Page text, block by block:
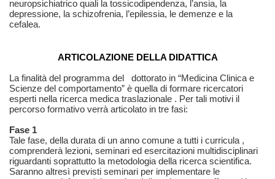
neuropsichiatrico quali la tossicodipendenza, l’ansia, la
depressione, la schizofrenia, l’epilessia, le demenze e la
cefalea.
ARTICOLAZIONE DELLA DIDATTICA
La finalità del programma del dottorato in “Medicina Clinica e
Scienze del comportamento” è quella di formare ricercatori
esperti nella ricerca medica traslazionale . Per tali motivi il
percorso formativo verrà articolato in tre fasi:
Fase 1
Tale fase, della durata di un anno comune a tutti i curricula ,
comprenderà lezioni, seminari ed esercitazioni multidisciplinari
riguardanti soprattutto la metodologia della ricerca scientifica.
Saranno altresì previsti seminari per implementare le